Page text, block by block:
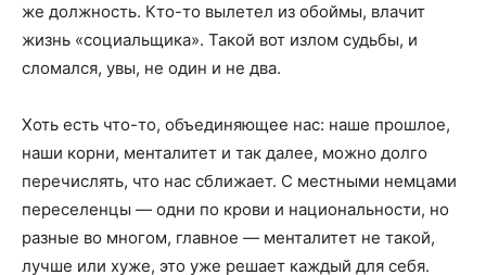
же должность. Кто-то вылетел из обоймы, влачит
жизнь «социальщика». Такой вот излом судьбы, и
сломался, увы, не один и не два.
Хоть есть что-то, объединяющее нас: наше прошлое,
наши корни, менталитет и так далее, можно долго
перечислять, что нас сближает. С местными немцами
переселенцы — одни по крови и национальности, но
разные во многом, главное — менталитет не такой,
лучше или хуже, это уже решает каждый для себя.